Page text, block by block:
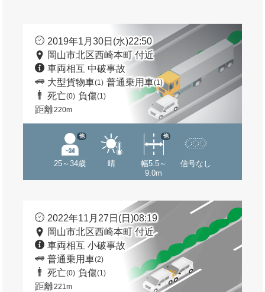
2019年1月30日(水)22:50
岡山市北区西崎本町 付近
車両相互 中破事故
大型貨物車(1) 普通乗用車(1)
死亡(0) 負傷(1)
距離220m
25～34歳
他
晴
幅5.5～
9.0m
他
信号なし
2022年11月27日(日)08:19
岡山市北区西崎本町 付近
車両相互 小破事故
普通乗用車(2)
死亡(0) 負傷(1)
距離221m